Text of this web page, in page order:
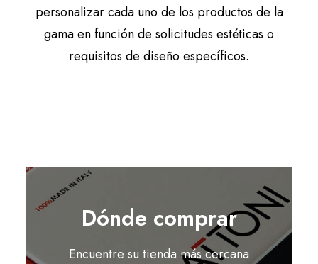
personalizar cada uno de los productos de la
gama en función de solicitudes estéticas o
requisitos de diseño específicos.
Dónde comprar
Encuentre su tienda más cercana